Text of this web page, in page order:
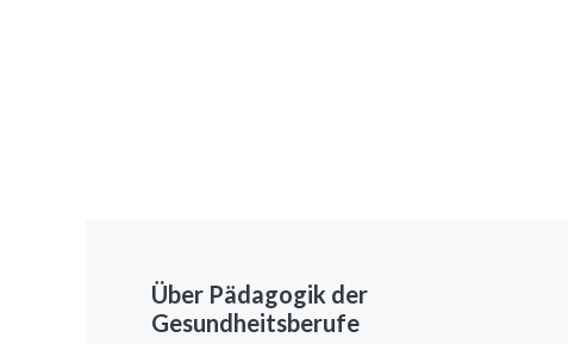
Über Pädagogik der
Gesundheitsberufe